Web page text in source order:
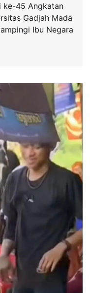
ke-45 Angkatan
Gadjah Mada
Ibu Negara